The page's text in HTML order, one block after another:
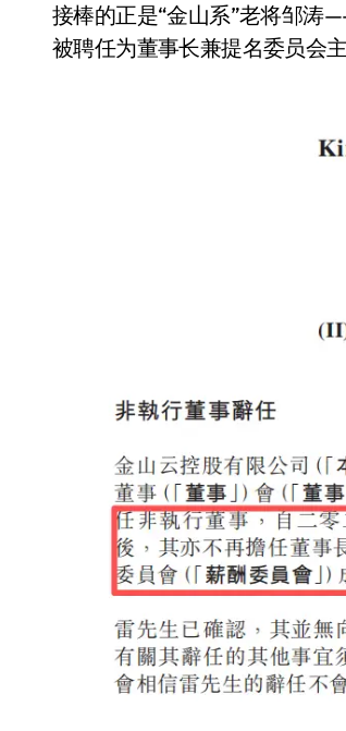
Xbox 360 游戏终
AirTag 新版到底
净利润暴跌7.7%
接棒的正是“金山系”老将邹涛
被聘任为董事长兼提名委员会
小家电